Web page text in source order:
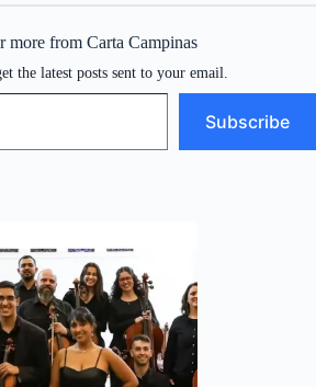
more from Carta Campinas
the latest posts sent to your email.
Subscribe